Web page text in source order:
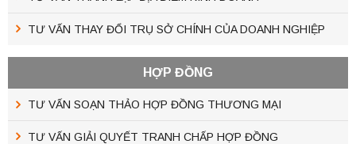
TƯ VẤN THAY ĐỔI TRỤ SỞ CHÍNH CỦA DOANH NGHIỆP
HỢP ĐỒNG
TƯ VẤN SOẠN THẢO HỢP ĐỒNG THƯƠNG MẠI
TƯ VẤN GIẢI QUYẾT TRANH CHẤP HỢP ĐỒNG